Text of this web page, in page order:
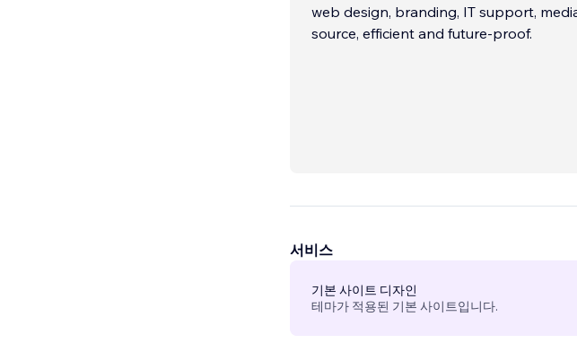
web design, branding, IT support,
source, efficient and future-proof.
서비스
기본 사이트 디자인
테마가 적용된 기본 사이트입니다.